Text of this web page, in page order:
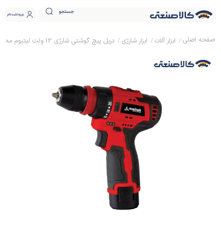
جستجو ورود ثبت نام
ابزار آلات ابزار شارژی دریل پیچ گوشتی شارژی 12 ولت لیتیوم محک CD-12 Li